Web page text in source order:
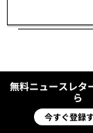
無料ニュースレタ
ら
今すぐ登録